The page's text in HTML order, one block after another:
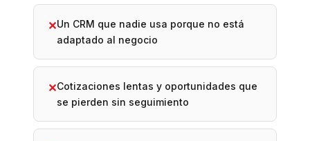
✕Un CRM que nadie usa porque no está
adaptado al negocio
✕Cotizaciones lentas y oportunidades que
se pierden sin seguimiento